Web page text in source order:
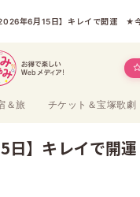
2026年6月15日】キレイで開運 ★
＆旅 チケット＆宝塚歌劇
日】キレイで